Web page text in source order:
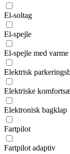
El-soltag
El-spejle
El-spejle med varme
Elektrisk
Elektriske
Elektronisk bagklap
Fartpilot
Fartpilot adaptiv